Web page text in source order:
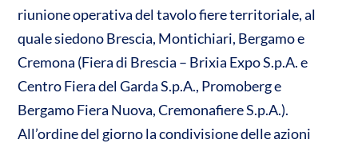
riunione operativa del tavolo fiere territoriale, al
quale siedono Brescia, Montichiari, Bergamo e
Cremona (Fiera di Brescia – Brixia Expo S.p.A. e
Centro Fiera del Garda S.p.A., Promoberg e
Bergamo Fiera Nuova, Cremonafiere S.p.A.).
All’ordine del giorno la condivisione delle azioni